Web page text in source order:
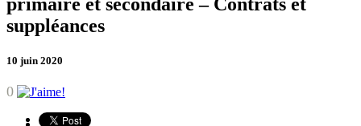
suppléances
10 juin 2020
0